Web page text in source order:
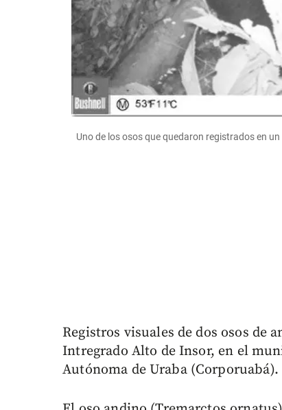
Uno de los osos que quedaron registrados en
Registros visuales de dos osos de
Intregrado Alto de Insor, en el
Autónoma de Uraba (Corporuabá).